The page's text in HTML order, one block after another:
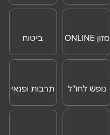
ONLINE
מזון ONLINE
ביטוח
נסיעות לחו"ל
נופש לחו"ל תרבות ופנאי